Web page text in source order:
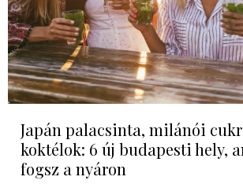
Japán palacsinta, milánói
koktélok: 6 új budapesti hely,
fogsz a nyáron